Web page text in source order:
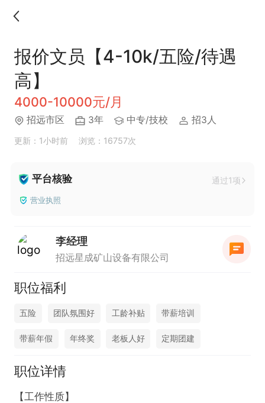
报价文员【4-10k/五险/待遇
高】
4000-10000元/月
招远市区 3年 中专/技校 招3人
更新：1小时前 浏览：16757次
平台核验 通过1项
营业执照
李经理
招远星成矿山设备有限公司
职位福利
五险 团队氛围好 工龄补贴 带薪培训
带薪年假 年终奖 老板人好 定期团建
职位详情
【工作性质】